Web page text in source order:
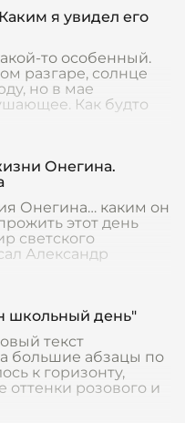
я увидел его
то особенный.
разгаре, солнце
но в мае
Как будто
Онегина.
Онегина… каким он
этот день
светского
Александр
школьный день"
текст
большие абзацы по
к горизонту,
оттенки розового и